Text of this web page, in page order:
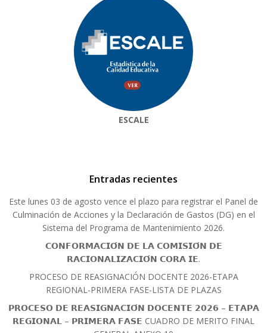
ESCALE
Entradas recientes
Este lunes 03 de agosto vence el plazo para registrar el Panel de
Culminación de Acciones y la Declaración de Gastos (DG) en el
Sistema del Programa de Mantenimiento 2026.
𝗖𝗢𝗡𝗙𝗢𝗥𝗠𝗔𝗖𝗜𝗢́𝗡 𝗗𝗘 𝗟𝗔 𝗖𝗢𝗠𝗜𝗦𝗜𝗢́𝗡 𝗗𝗘
𝗥𝗔𝗖𝗜𝗢𝗡𝗔𝗟𝗜𝗭𝗔𝗖𝗜𝗢́𝗡 𝗖𝗢𝗥𝗔 𝗜𝗘.
PROCESO DE REASIGNACIÓN DOCENTE 2026-ETAPA
REGIONAL-PRIMERA FASE-LISTA DE PLAZAS
𝗣𝗥𝗢𝗖𝗘𝗦𝗢 𝗗𝗘 𝗥𝗘𝗔𝗦𝗜𝗚𝗡𝗔𝗖𝗜𝗢́𝗡 𝗗𝗢𝗖𝗘𝗡𝗧𝗘 𝟮𝟬𝟮𝟲 – 𝗘𝗧𝗔𝗣𝗔
𝗥𝗘𝗚𝗜𝗢𝗡𝗔𝗟 – 𝗣𝗥𝗜𝗠𝗘𝗥𝗔 𝗙𝗔𝗦𝗘 CUADRO DE MERITO FINAL